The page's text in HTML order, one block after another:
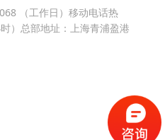
（工作日）移动电话热
）总部地址：上海青浦盈港